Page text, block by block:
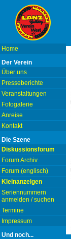
Home
Der Verein
Über uns
Presseberichte
Veranstaltungen
Fotogalerie
Anreise
Kontakt
Die Szene
Diskussionsforum
Forum Archiv
Forum (englisch)
Kleinanzeigen
Seriennummern
anmelden / suchen
Termine
Impressum
Und noch...